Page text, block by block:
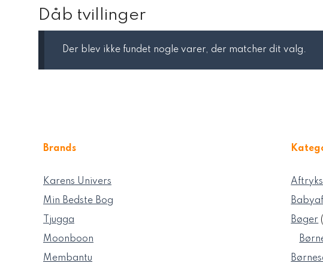
Dåb tvillinger
Der blev ikke fundet nogle varer, der matcher dit valg.
Brands
Karens Univers
Min Bedste Bog
Tjugga
Moonboon
Membantu
Bøger